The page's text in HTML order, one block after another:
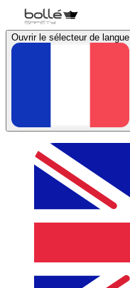
Ouvrir le sélecteur de langue